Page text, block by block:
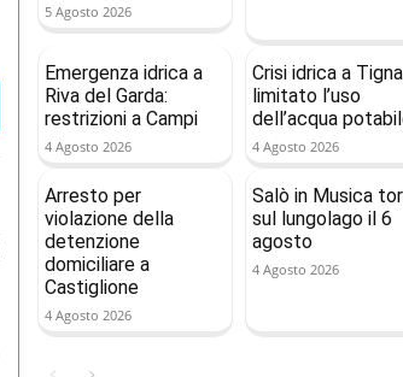
5 Agosto 2026
Emergenza idrica a
Riva del Garda:
restrizioni a Campi
4 Agosto 2026
Crisi idrica a
limitato l’uso
dell’acqua
4 Agosto 2026
Arresto per
violazione della
detenzione
domiciliare a
Castiglione
4 Agosto 2026
Salò in Musica
sul lungolago il 6
agosto
4 Agosto 2026